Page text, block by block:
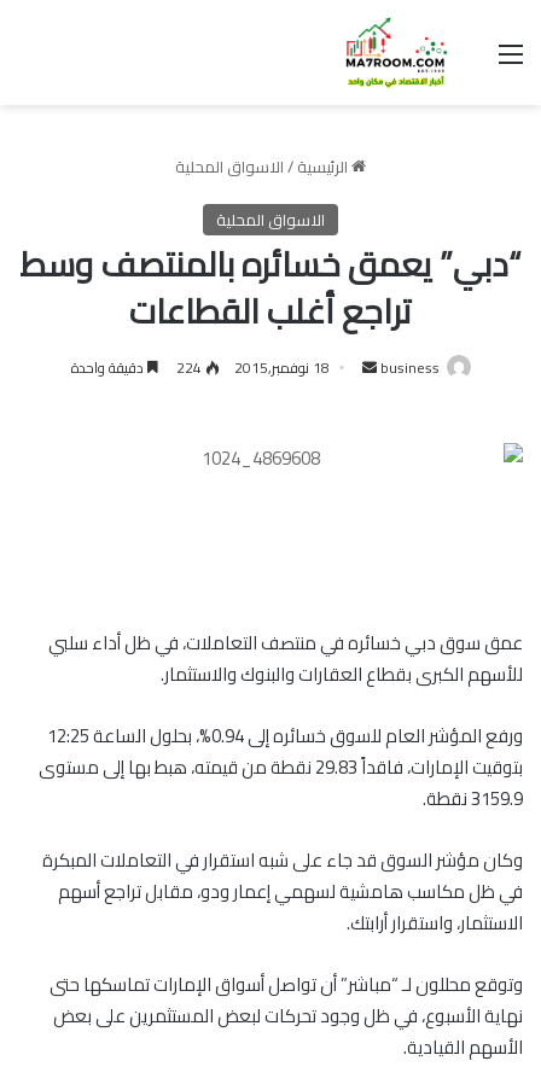
القائمة
الرئيسية/الاسواق المحلية
الاسواق المحلية
“دبي” يعمق خسائره بالمنتصف وسط
تراجع أغلب القطاعات
business
أرسل 18 نوفمبر,2015 224 دقيقة واحدة
عمق سوق دبي خسائره في منتصف التعاملات، في ظل أداء سلبي
للأسهم الكبرى بقطاع العقارات والبنوك والاستثمار.
ورفع المؤشر العام للسوق خسائره إلى 0.94%، بحلول الساعة 12:25
بتوقيت الإمارات، فاقداً 29.83 نقطة من قيمته، هبط بها إلى مستوى
3159.9 نقطة.
وكان مؤشر السوق قد جاء على شبه استقرار في التعاملات المبكرة
في ظل مكاسب هامشية لسهمي إعمار ودو، مقابل تراجع أسهم
الاستثمار، واستقرار أرابتك.
وتوقع محللون لـ “مباشر” أن تواصل أسواق الإمارات تماسكها حتى
نهاية الأسبوع، في ظل وجود تحركات لبعض المستثمرين على بعض
الأسهم القيادية.